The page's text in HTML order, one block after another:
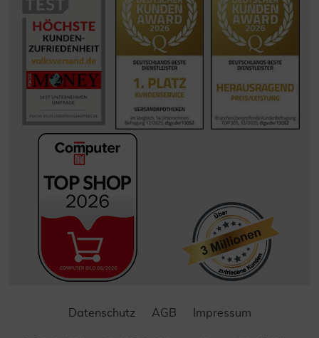
Datenschutz AGB Impressum